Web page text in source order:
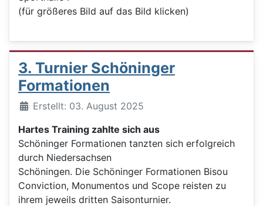
(für größeres Bild auf das Bild klicken)
3. Turnier Schöninger
Formationen
DetailsErstellt: 03. August 2025
Hartes Training zahlte sich aus
Schöninger Formationen tanzten sich erfolgreich
durch Niedersachsen
Schöningen. Die Schöninger Formationen Bisou
Conviction, Monumentos und Scope reisten zu
ihrem jeweils dritten Saisonturnier.